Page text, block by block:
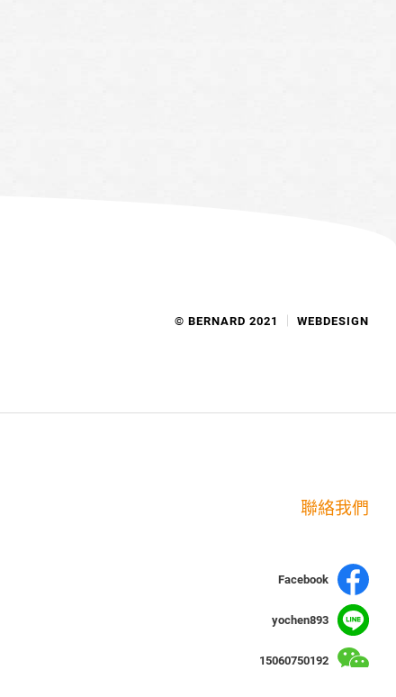
© BERNARD 2021 WEBDESIGN
聯絡我們
Facebook
yochen893
15060750192